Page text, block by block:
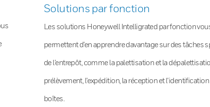
Solutions par fonction
Les solutions Honeywell Intelligrated par fonction
permettent d’en apprendre davantage sur des tâches
de l’entrepôt, comme la palettisation et la
prélèvement, l’expédition, la réception et
boîtes.